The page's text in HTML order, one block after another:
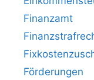
Finanzamt
Förderungen